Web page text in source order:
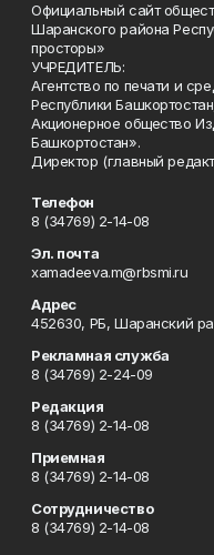
Официальный сайт
Шаранского района
просторы»
УЧРЕДИТЕЛЬ:
Агентство по печати и
Республики
Акционерное общество
Башкортостан».
Директор (главный
Телефон
8 (34769) 2-14-08
Эл. почта
xamadeeva.m@rbsmi.ru
Адрес
452630, РБ, Шаранский
Рекламная служба
8 (34769) 2-24-09
Редакция
8 (34769) 2-14-08
Приемная
8 (34769) 2-14-08
Сотрудничество
8 (34769) 2-14-08